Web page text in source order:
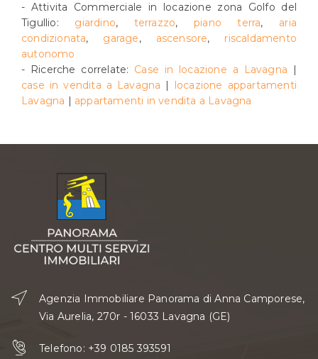
- Attivita Commerciale in locazione zona Golfo del
Tigullio: giardino, terrazzo, piano terra, aria
condizionata, garage, ascensore, riscaldamento
autonomo
- Ricerche correlate: Case in locazione a Lavagna |
case in vendita a Lavagna | locazione appartamenti
Lavagna | appartamenti in vendita a Lavagna
Agenzia Immobiliare Panorama di Anna Camporese,
Via Aurelia, 270r - 16033 Lavagna (GE)
Telefono: +39 0185 393591